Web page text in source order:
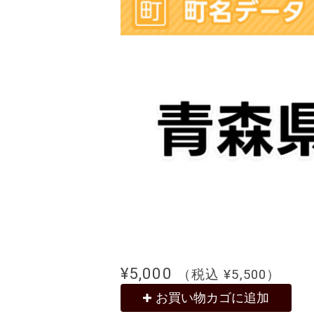
¥5,000 （税込¥5,500 ）
お買い物カゴに追加